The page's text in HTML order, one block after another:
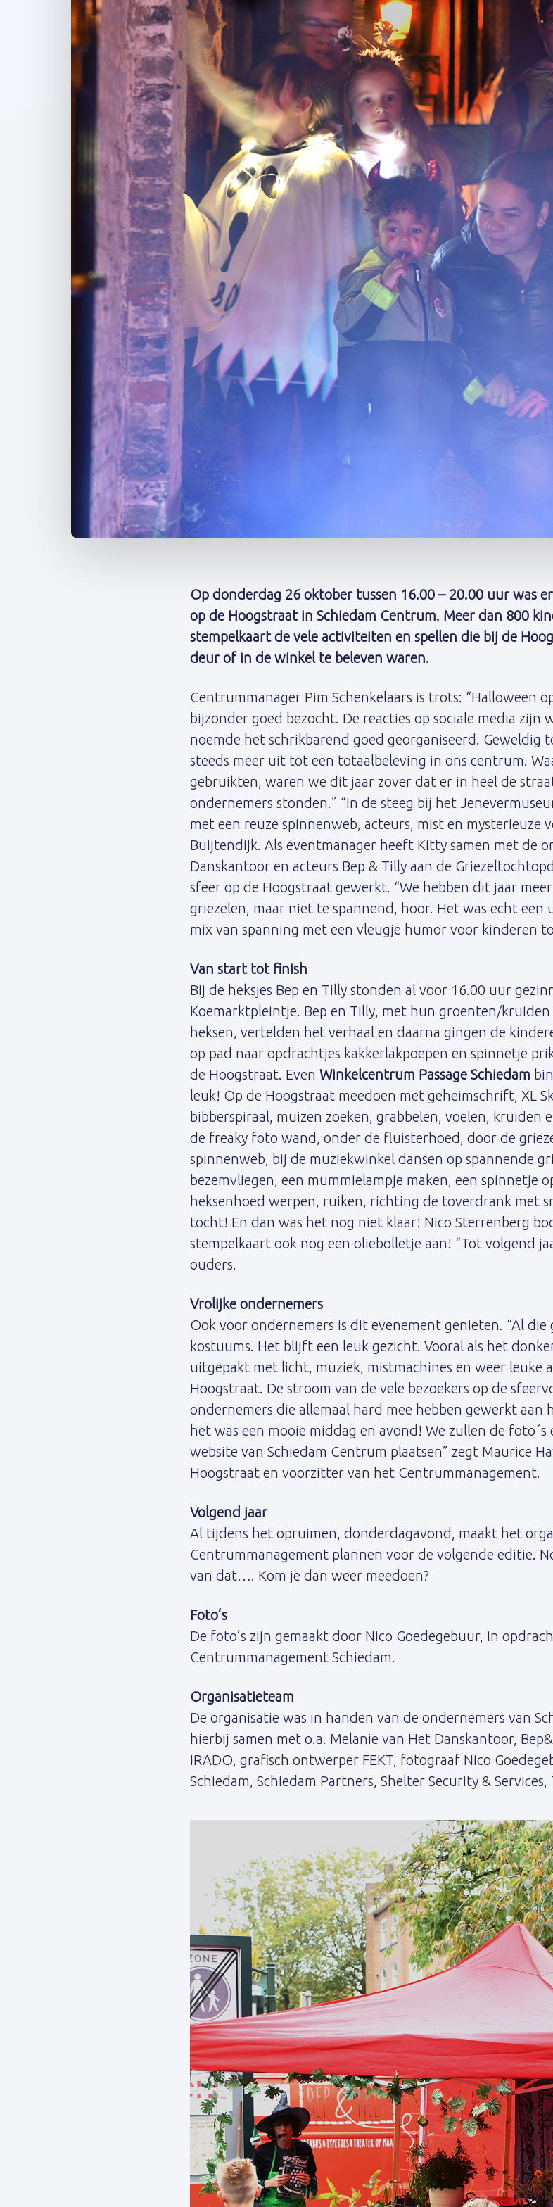
Op donderdag 26 oktober tussen 16.00 – 20.00 uur was
op de Hoogstraat in Schiedam Centrum. Meer dan 800
stempelkaart de vele activiteiten en spellen die bij de
deur of in de winkel te beleven waren.
Centrummanager Pim Schenkelaars is trots: “Halloween
bijzonder goed bezocht. De reacties op sociale media zijn
noemde het schrikbarend goed georganiseerd. Geweldig
steeds meer uit tot een totaalbeleving in ons centrum.
gebruikten, waren we dit jaar zover dat er in heel de
ondernemers stonden.” “In de steeg bij het
met een reuze spinnenweb, acteurs, mist en
Buijtendijk. Als eventmanager heeft Kitty samen met de
Danskantoor en acteurs Bep & Tilly aan de
sfeer op de Hoogstraat gewerkt. “We hebben dit jaar
griezelen, maar niet te spannend, hoor. Het was echt een
mix van spanning met een vleugje humor voor kinderen
Van start tot finish
Bij de heksjes Bep en Tilly stonden al voor 16.00 uur
Koemarktpleintje. Bep en Tilly, met hun groenten/
heksen, vertelden het verhaal en daarna gingen de
op pad naar opdrachtjes kakkerlakpoepen en spinnetje
de Hoogstraat. Even Winkelcentrum Passage Schiedam
leuk! Op de Hoogstraat meedoen met geheimschrift, XL
bibberspiraal, muizen zoeken, grabbelen, voelen, kruiden
de freaky foto wand, onder de fluisterhoed, door de
spinnenweb, bij de muziekwinkel dansen op spannende
bezemvliegen, een mummielampje maken, een spinnetje
heksenhoed werpen, ruiken, richting de toverdrank met
tocht! En dan was het nog niet klaar! Nico Sterrenberg
stempelkaart ook nog een oliebolletje aan! “Tot volgend
ouders.
Vrolijke ondernemers
Ook voor ondernemers is dit evenement genieten. “Al
kostuums. Het blijft een leuk gezicht. Vooral als het
uitgepakt met licht, muziek, mistmachines en weer leuke
Hoogstraat. De stroom van de vele bezoekers op de
ondernemers die allemaal hard mee hebben gewerkt aan
het was een mooie middag en avond! We zullen de foto´s
website van Schiedam Centrum plaatsen” zegt Maurice
Hoogstraat en voorzitter van het Centrummanagement.
Volgend jaar
Al tijdens het opruimen, donderdagavond, maakt het
Centrummanagement plannen voor de volgende editie.
van dat…. Kom je dan weer meedoen?
Foto’s
De foto’s zijn gemaakt door Nico Goedegebuur, in
Centrummanagement Schiedam.
Organisatieteam
De organisatie was in handen van de ondernemers van
hierbij samen met o.a. Melanie van Het Danskantoor,
IRADO, grafisch ontwerper FEKT, fotograaf Nico
Schiedam, Schiedam Partners, Shelter Security & Services,
navigation